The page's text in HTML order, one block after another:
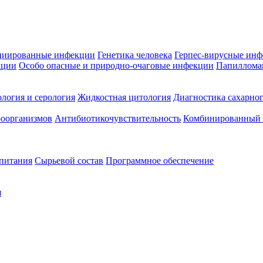
инфекции Генетика человека Герпес-вирусные
Особо опасные и природно-очаговые инфекции
и серология Жидкостная цитология Диагностика
Антибиотикочувствительность Комбинированный
Сырьевой состав Программное обеспечение